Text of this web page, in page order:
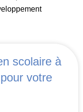
scolaire à
votre